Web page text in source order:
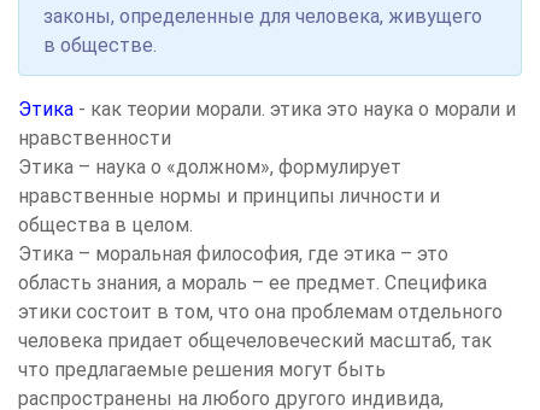
законы, определенные для человека, живущего
в обществе.
Этика - как теории морали. этика это наука о морали и
нравственности
Этика – наука о «должном», формулирует
нравственные нормы и принципы личности и
общества в целом.
Этика – моральная философия, где этика – это
область знания, а мораль – ее предмет. Специфика
этики состоит в том, что она проблемам отдельного
человека придает общечеловеческий масштаб, так
что предлагаемые решения могут быть
распространены на любого другого индивида,